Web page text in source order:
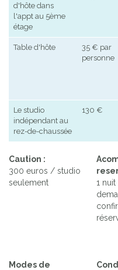
d'hôte dans
l'appt au 5ème
étage
Table d'hôte
35 € par
personne
Le studio
indépendant au
rez-de-chaussée
130 €
Caution :
300 euros / studio
seulement
1
Modes de